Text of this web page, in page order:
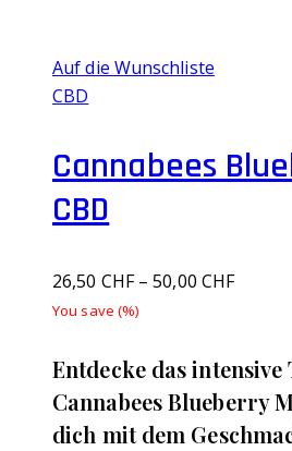
Auf die Wunschliste
CBD
Cannabees
CBD
26,50 CHF–50,00 CHF
You save (%)
Entdecke das
Cannabees Blueberry
dich mit dem